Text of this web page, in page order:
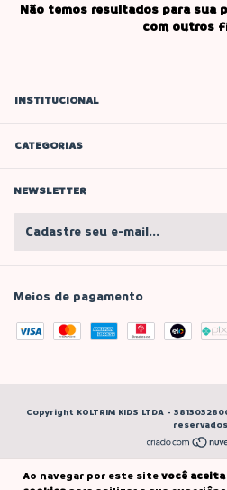
Ao navegar por este sitevocê
Não temos resultados para sua
com outros
INSTITUCIONAL
CATEGORIAS
NEWSLETTER
Meios de pagamento
Copyright KOLTRIM KIDS LTDA -